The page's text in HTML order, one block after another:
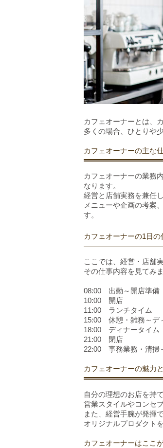
カフェオーナーとは、
多くの場合、ひとりや
カフェオーナーの主な
カフェオーナーの業務
なります。
経営と店舗実務を兼任
メニューや企画の考案
す。
カフェオーナーの1日の
ここでは、経営・店舗
その仕事内容を見てみ
08:00　出勤～開店準備
10:00　開店
11:00　ランチタイム
15:00　休憩・雑務～デ
18:00　ディナータイム
21:00　閉店
22:00　事務業務・清掃
カフェオーナーの魅力
自分の理想のお店を持
営業スタイルやコンセ
また、経営手腕が発揮
オリジナルプロダクト
カフェオーナーはここ